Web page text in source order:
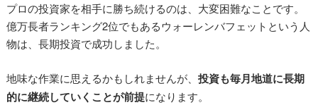
プロの投資家を相手に勝ち続けるのは、大変困難なことです。
億万長者ランキング2位でもあるウォーレンバフェットという人
物は、長期投資で成功しました。
地味な作業に思えるかもしれませんが、 投資も毎月地道に長期
的に継続していくことが前提になります。